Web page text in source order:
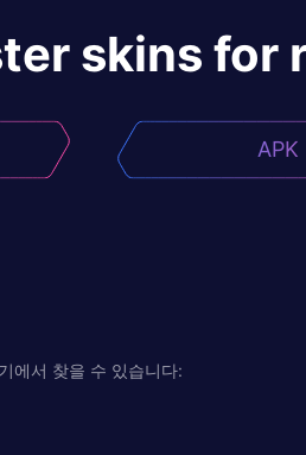
skins for
APK
에서 찾을 수 있습니다: